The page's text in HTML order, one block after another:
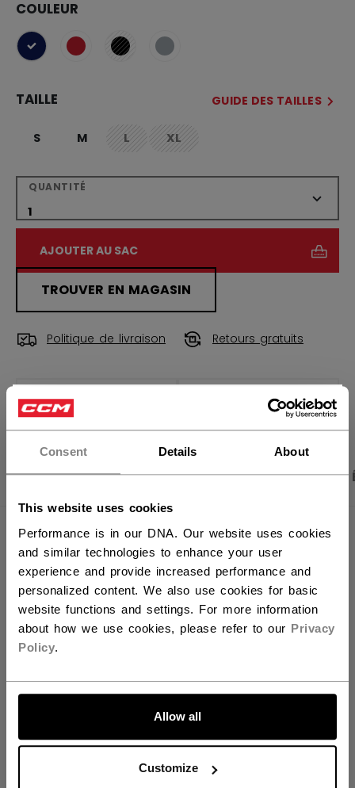
Consent Details About
This website uses cookies
Performance is in our DNA. Our website uses cookies
and similar technologies to enhance your user
experience and provide increased performance and
personalized content. We also use cookies for basic
website functions and settings. For more information
about how we use cookies, please refer to our Privacy
Policy.
Allow all
Customize
Vous souhaitez expédier des
produits aux États-Unis ?
ALLONS-Y !
COULEUR
sélectionné
TAILLE GUIDE DES TAILLES
S M Lnot.available
XLnot.available
QUANTITÉ
AJOUTER AU SAC
TROUVER EN MAGASIN
Politique de livraison Retours gratuits
OUVRIR LES
PHOTOS DU PRODUIT CARACTÉRISTIQUES
CARACTÉRISTIQUES
IDENTIFICATION
TSS2TA-YT
GROUPE D'ÂGE
Youth
COLLECTION
Team